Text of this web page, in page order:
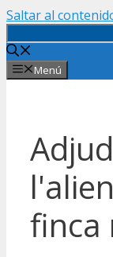
Saltar al
Menú
finca